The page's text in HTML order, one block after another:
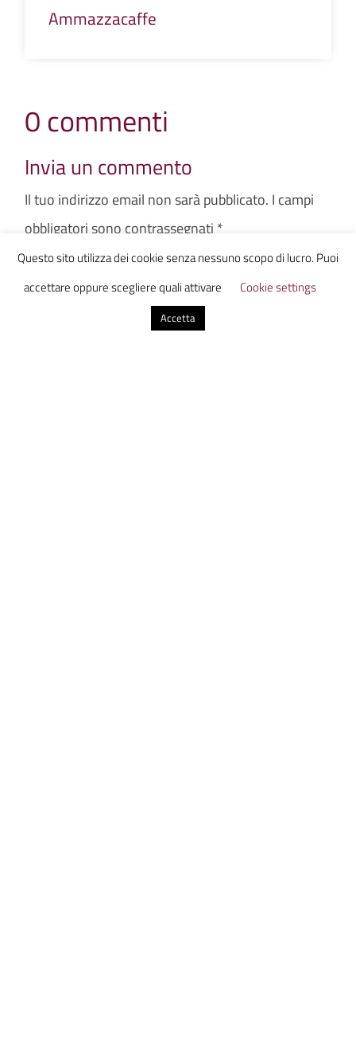
Ammazzacaffe
0 commenti
Invia un commento
Il tuo indirizzo email non sarà pubblicato. I campi
obbligatori sono contrassegnati *
Questo sito utilizza dei cookie senza nessuno scopo di lucro. Puoi
accettare oppure scegliere quali attivare
Cookie settings
Accetta